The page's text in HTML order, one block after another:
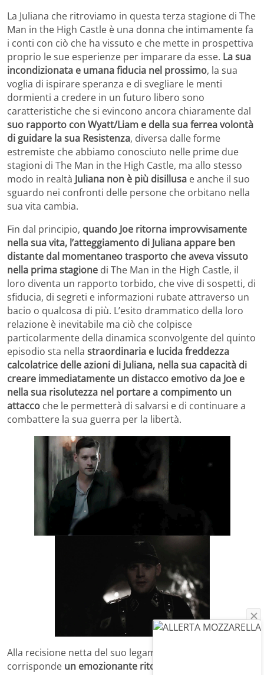
La Juliana che ritroviamo in questa terza stagione di The
Man in the High Castle è una donna che intimamente fa
i conti con ciò che ha vissuto e che mette in prospettiva
proprio le sue esperienze per imparare da esse. La sua
incondizionata e umana fiducia nel prossimo, la sua
voglia di ispirare speranza e di svegliare le menti
dormienti a credere in un futuro libero sono
caratteristiche che si evincono ancora chiaramente dal
suo rapporto con Wyatt/Liam e della sua ferrea volontà
di guidare la sua Resistenza, diversa dalle forme
estremiste che abbiamo conosciuto nelle prime due
stagioni di The Man in the High Castle, ma allo stesso
modo in realtà Juliana non è più disillusa e anche il suo
sguardo nei confronti delle persone che orbitano nella
sua vita cambia.
Fin dal principio, quando Joe ritorna improvvisamente
nella sua vita, l’atteggiamento di Juliana appare ben
distante dal momentaneo trasporto che aveva vissuto
nella prima stagione di The Man in the High Castle, il
loro diventa un rapporto torbido, che vive di sospetti, di
sfiducia, di segreti e informazioni rubate attraverso un
bacio o qualcosa di più. L’esito drammatico della loro
relazione è inevitabile ma ciò che colpisce
particolarmente della dinamica sconvolgente del quinto
episodio sta nella straordinaria e lucida freddezza
calcolatrice delle azioni di Juliana, nella sua capacità di
creare immediatamente un distacco emotivo da Joe e
nella sua risolutezza nel portare a compimento un
attacco che le permetterà di salvarsi e di continuare a
combattere la sua guerra per la libertà.
Alla recisione netta del suo legame con Joe dunque
corrisponde un emozionante ritorno alle origini con il